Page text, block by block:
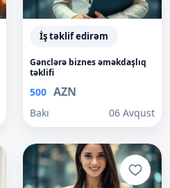
İş təklif edirəm
Gənclərə biznes əməkdaşlıq
təklifi
500 AZN
Bakı 06 Avqust